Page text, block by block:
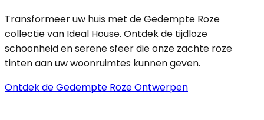
Transformeer uw huis met de Gedempte Roze
collectie van Ideal House. Ontdek de tijdloze
schoonheid en serene sfeer die onze zachte roze
tinten aan uw woonruimtes kunnen geven.
Ontdek de Gedempte Roze Ontwerpen